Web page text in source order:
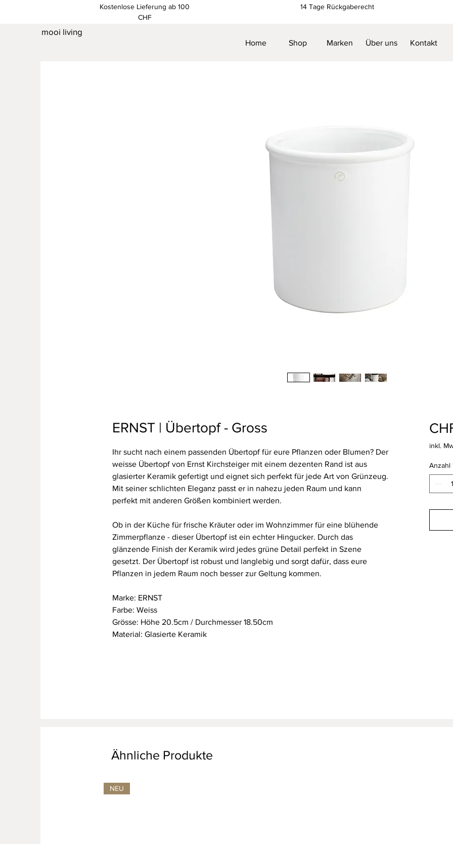
mooi living
Kostenlose Lieferung ab 100
CHF
14 Tage Rückgaberecht
Home Shop Marken Über uns Kontakt
ERNST | Übertopf - Gross
Ihr sucht nach einem passenden Übertopf für eure Pflanzen oder Blumen? Der
weisse Übertopf von Ernst Kirchsteiger mit einem dezenten Rand ist aus
glasierter Keramik gefertigt und eignet sich perfekt für jede Art von Grünzeug.
Mit seiner schlichten Eleganz passt er in nahezu jeden Raum und kann
perfekt mit anderen Größen kombiniert werden.
Ob in der Küche für frische Kräuter oder im Wohnzimmer für eine blühende
Zimmerpflanze - dieser Übertopf ist ein echter Hingucker. Durch das
glänzende Finish der Keramik wird jedes grüne Detail perfekt in Szene
gesetzt. Der Übertopf ist robust und langlebig und sorgt dafür, dass eure
Pflanzen in jedem Raum noch besser zur Geltung kommen.
Marke: ERNST
Farbe: Weiss
Grösse: Höhe 20.5cm / Durchmesser 18.50cm
Material: Glasierte Keramik
inkl.
Anzahl
Ähnliche Produkte
NEU